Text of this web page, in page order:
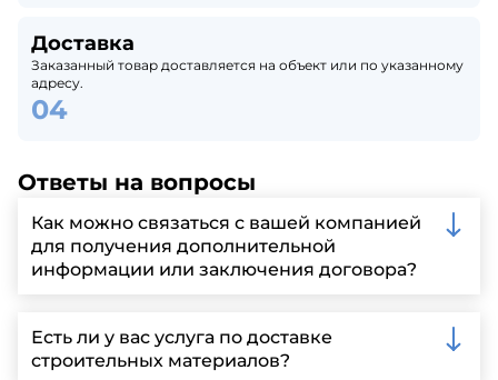
Доставка
Заказанный товар доставляется на объект или по указанному
адресу.
Ответы на вопросы
Как можно связаться с вашей компанией
для получения дополнительной
информации или заключения договора?
запрос через нашу официальную почту или
заполнить форму на нашем сайте для более
детальной информации и организации встречи.
Есть ли у вас услуга по доставке
строительных материалов?